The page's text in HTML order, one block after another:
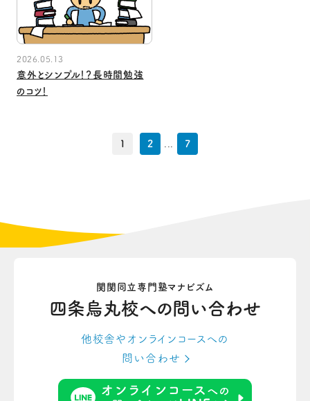
2026.05.13
意外とシンプル！？長時間勉強
のコツ！
1 2 ... 7
関関同立専門塾マナビズム
四条烏丸校への問い合わせ
他校舎やオンラインコースへの
問い合わせ